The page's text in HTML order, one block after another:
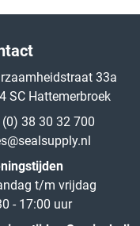
33a
SC Hattemerbroek
38 30 32 700
t/m vrijdag
- 17:00 uur